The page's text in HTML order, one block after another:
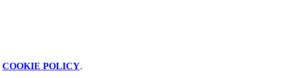
COOKIE POLICY.